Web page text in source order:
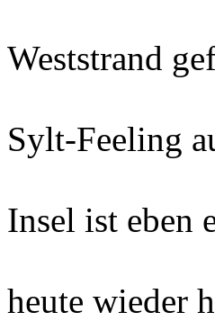
Weststrand
Sylt-Feeling
Insel ist eben
heute wieder